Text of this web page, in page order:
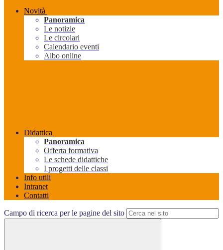
Novità
Panoramica
Le notizie
Le circolari
Calendario eventi
Albo online
Didattica
Panoramica
Offerta formativa
Le schede didattiche
I progetti delle classi
Info utili
Intranet
Contatti
Campo di ricerca per le pagine del sito